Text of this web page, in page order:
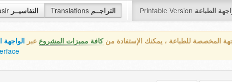
التفاسيــر Translations التراجــم Printable Version الطباعة
المخصصة للطباعة ، يمكنك الإستفادة منكافة مميزات المشروع عبر الواجهة